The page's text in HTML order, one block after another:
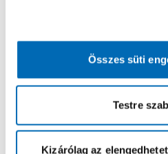
Összes süti
Testre
Kizárólag az